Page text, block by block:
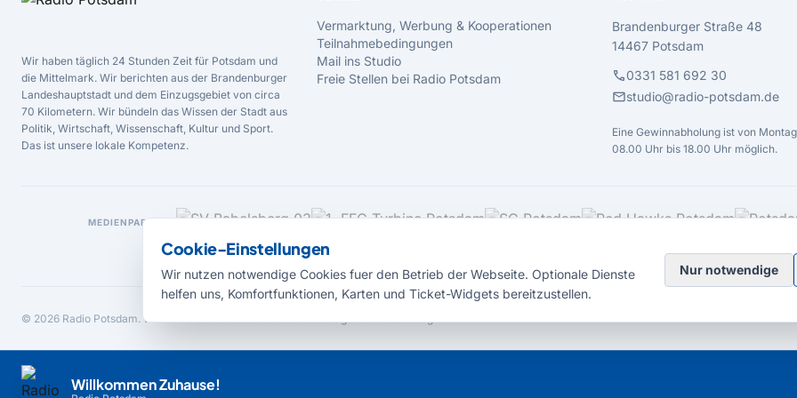
Willkommen Zuhause!
Wir haben täglich 24 Stunden Zeit für Potsdam und
die Mittelmark. Wir berichten aus der Brandenburger
Landeshauptstadt und dem Einzugsgebiet von circa
70 Kilometern. Wir bündeln das Wissen der Stadt aus
Politik, Wirtschaft, Wissenschaft, Kultur und Sport.
Das ist unsere lokale Kompetenz.
Vermarktung, Werbung & Kooperationen
Teilnahmebedingungen
Mail ins Studio
Freie Stellen bei Radio Potsdam
Brandenburger Straße 48
14467 Potsdam
call0331 581 692 30
mailstudio@radio-potsdam.de
Eine Gewinnabholung ist von
08.00 Uhr bis 18.00 Uhr möglich.
MEDIENPARTNER
© 2026 Radio Potsdam. Webseite entwickelt durch dieMedienagentur Babelsberg
Cookie-Einstellungen
Wir nutzen notwendige Cookies fuer den Betrieb der Webseite. Optionale Dienste
helfen uns, Komfortfunktionen, Karten und Ticket-Widgets bereitzustellen.
Nur notwendige